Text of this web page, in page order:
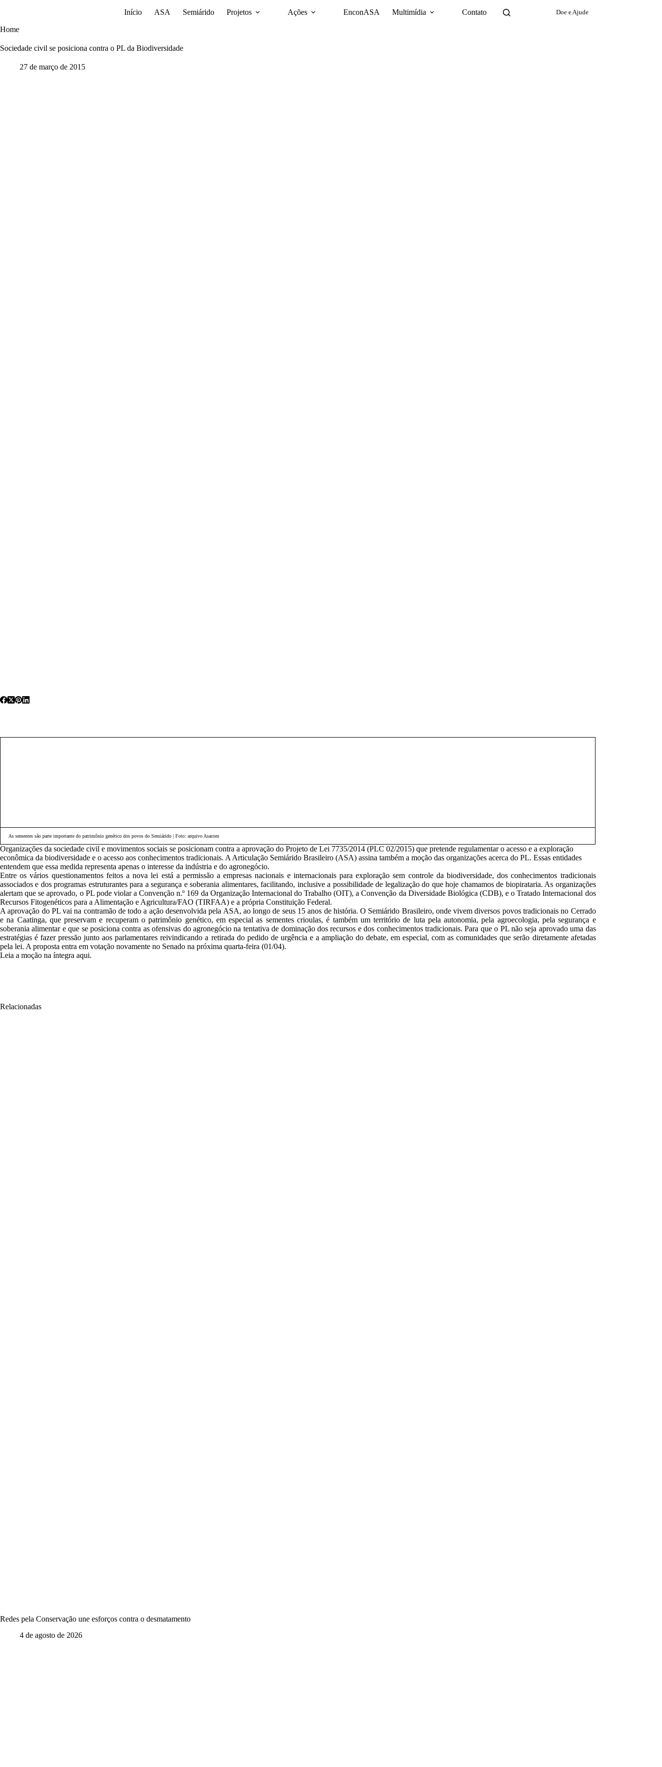
conteúdo
Início ASA Semiárido Projetos Ações EnconASA Multimídia Contato Doe e Ajude
Home
Sociedade civil se posiciona contra o PL da Biodiversidade
27 de março de 2015
As sementes são parte importante do patrimônio genético dos povos do Semiárido | Foto: arquivo Asacom
Organizações da sociedade civil e movimentos sociais se posicionam contra a aprovação do Projeto de Lei 7735/2014 (PLC 02/2015) que pretende regulamentar o acesso e a exploração
econômica da biodiversidade e o acesso aos conhecimentos tradicionais. A Articulação Semiárido Brasileiro (ASA) assina também a moção das organizações acerca do PL. Essas entidades
entendem que essa medida representa apenas o interesse da indústria e do agronegócio.
Entre os vários questionamentos feitos a nova lei está a permissão a empresas nacionais e internacionais para exploração sem controle da biodiversidade, dos conhecimentos tradicionais
associados e dos programas estruturantes para a segurança e soberania alimentares, facilitando, inclusive a possibilidade de legalização do que hoje chamamos de biopirataria. As organizações
alertam que se aprovado, o PL pode violar a Convenção n.º 169 da Organização Internacional do Trabalho (OIT), a Convenção da Diversidade Biológica (CDB), e o Tratado Internacional dos
Recursos Fitogenéticos para a Alimentação e Agricultura/FAO (TIRFAA) e a própria Constituição Federal.
A aprovação do PL vai na contramão de todo a ação desenvolvida pela ASA, ao longo de seus 15 anos de história. O Semiárido Brasileiro, onde vivem diversos povos tradicionais no Cerrado
e na Caatinga, que preservam e recuperam o patrimônio genético, em especial as sementes crioulas, é também um território de luta pela autonomia, pela agroecologia, pela segurança e
soberania alimentar e que se posiciona contra as ofensivas do agronegócio na tentativa de dominação dos recursos e dos conhecimentos tradicionais. Para que o PL não seja aprovado uma das
estratégias é fazer pressão junto aos parlamentares reivindicando a retirada do pedido de urgência e a ampliação do debate, em especial, com as comunidades que serão diretamente afetadas
pela lei. A proposta entra em votação novamente no Senado na próxima quarta-feira (01/04).
Leia a moção na íntegra aqui.
Relacionadas
Redes pela Conservação une esforços contra o desmatamento
4 de agosto de 2026